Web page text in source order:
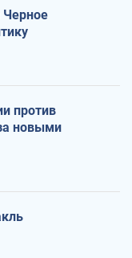
Черное
против
новыми